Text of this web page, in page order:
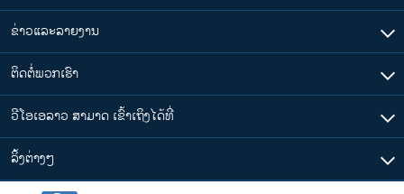
ຂ່າວແລະລາຍງານ
ຕິດຕໍ່ພວກເຮົາ
ວີໂອເອລາວ ສາມາດ ເຂົ້າເຖິງໄດ້ທີ່
​ລິ້ງ​ຕ່າງໆ